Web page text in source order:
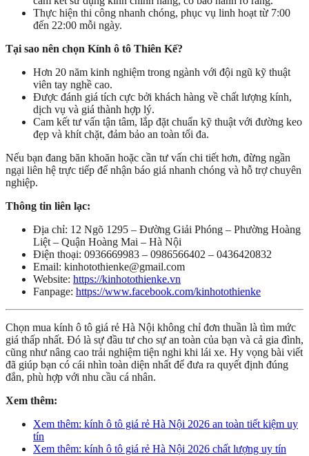
Thực hiện thi công nhanh chóng, phục vụ linh hoạt từ 7:00
đến 22:00 mỗi ngày.
Tại sao nên chọn Kính ô tô Thiên Kế?
Hơn 20 năm kinh nghiệm trong ngành với đội ngũ kỹ thuật
viên tay nghề cao.
Được đánh giá tích cực bởi khách hàng về chất lượng kính,
dịch vụ và giá thành hợp lý.
Cam kết tư vấn tận tâm, lắp đặt chuẩn kỹ thuật với đường keo
đẹp và khít chặt, đảm bảo an toàn tối đa.
Nếu bạn đang băn khoăn hoặc cần tư vấn chi tiết hơn, đừng ngần
ngại liên hệ trực tiếp để nhận báo giá nhanh chóng và hỗ trợ chuyên
nghiệp.
Thông tin liên lạc:
Địa chỉ: 12 Ngõ 1295 – Đường Giải Phóng – Phường Hoàng
Liệt – Quận Hoàng Mai – Hà Nội
Điện thoại: 0936669983 – 0986566402 – 0436420832
Email: kinhotothienke@gmail.com
Website: https://kinhotothienke.vn
Fanpage: https://www.facebook.com/kinhotothienke
Chọn mua kính ô tô giá rẻ Hà Nội không chỉ đơn thuần là tìm mức
giá thấp nhất. Đó là sự đầu tư cho sự an toàn của bạn và cả gia đình,
cũng như nâng cao trải nghiệm tiện nghi khi lái xe. Hy vọng bài viết
đã giúp bạn có cái nhìn toàn diện nhất để đưa ra quyết định đúng
đắn, phù hợp với nhu cầu cá nhân.
Xem thêm:
Xem thêm: kính ô tô giá rẻ Hà Nội 2026 an toàn tiết kiệm uy
tín
Xem thêm: kính ô tô giá rẻ Hà Nội 2026 chất lượng uy tín